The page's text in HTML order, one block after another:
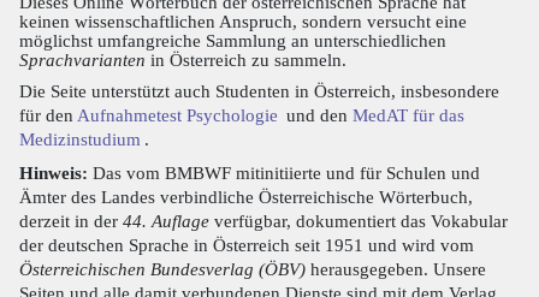
keinen wissenschaftlichen Anspruch, sondern versucht eine
möglichst umfangreiche Sammlung an unterschiedlichen
Sprachvarianten in Österreich zu sammeln.
Die Seite unterstützt auch Studenten in Österreich, insbesondere
für den Aufnahmetest Psychologie und den MedAT für das
Medizinstudium .
Hinweis: Das vom BMBWF mitinitiierte und für Schulen und
Ämter des Landes verbindliche Österreichische Wörterbuch,
derzeit in der 44. Auflage verfügbar, dokumentiert das Vokabular
der deutschen Sprache in Österreich seit 1951 und wird vom
Österreichischen Bundesverlag (ÖBV) herausgegeben. Unsere
Seiten und alle damit verbundenen Dienste sind mit dem Verlag